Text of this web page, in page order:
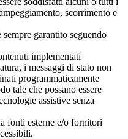
scorrimento e
garantito seguendo
implementati
i messaggi di stato non
programmaticamente
tale che possano essere
assistive senza
fonti esterne e/o fornitori